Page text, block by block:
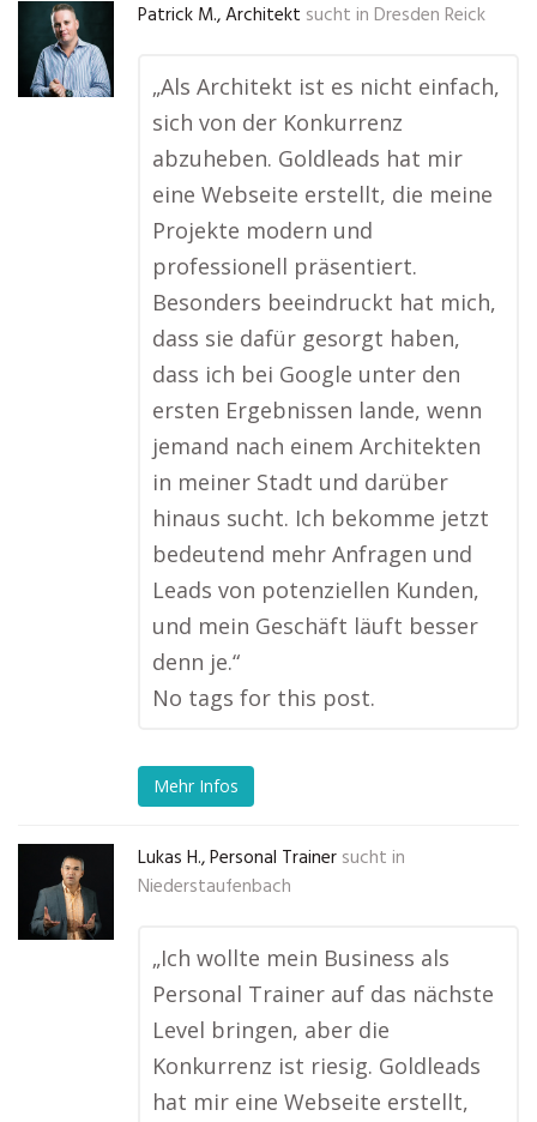
Patrick M., Architekt sucht in Dresden Reick
„Als Architekt ist es nicht einfach,
sich von der Konkurrenz
abzuheben. Goldleads hat mir
eine Webseite erstellt, die meine
Projekte modern und
professionell präsentiert.
Besonders beeindruckt hat mich,
dass sie dafür gesorgt haben,
dass ich bei Google unter den
ersten Ergebnissen lande, wenn
jemand nach einem Architekten
in meiner Stadt und darüber
hinaus sucht. Ich bekomme jetzt
bedeutend mehr Anfragen und
Leads von potenziellen Kunden,
und mein Geschäft läuft besser
denn je.“
No tags for this post.
Mehr Infos
Lukas H., Personal Trainer sucht in
Niederstaufenbach
„Ich wollte mein Business als
Personal Trainer auf das nächste
Level bringen, aber die
Konkurrenz ist riesig. Goldleads
hat mir eine Webseite erstellt,